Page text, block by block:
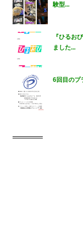
験型...
『ひるお
ました...
6回目のプ